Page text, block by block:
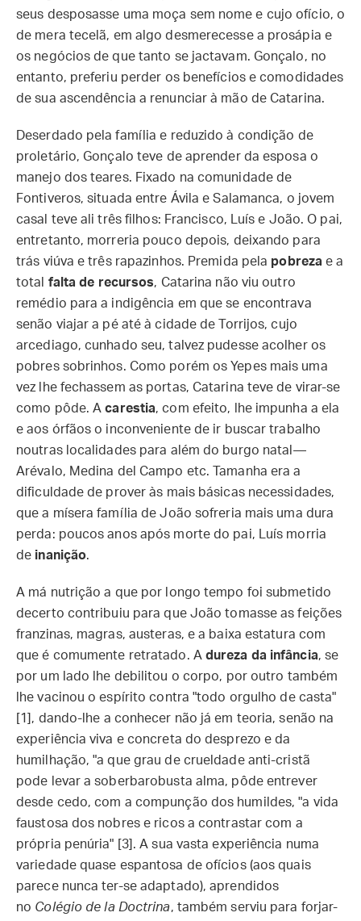
seus desposasse uma moça sem nome e cujo ofício, o
de mera tecelã, em algo desmerecesse a prosápia e
os negócios de que tanto se jactavam. Gonçalo, no
entanto, preferiu perder os benefícios e comodidades
de sua ascendência a renunciar à mão de Catarina.
Deserdado pela família e reduzido à condição de
proletário, Gonçalo teve de aprender da esposa o
manejo dos teares. Fixado na comunidade de
Fontiveros, situada entre Ávila e Salamanca, o jovem
casal teve ali três filhos: Francisco, Luís e João. O pai,
entretanto, morreria pouco depois, deixando para
trás viúva e três rapazinhos. Premida pela pobreza e a
total falta de recursos, Catarina não viu outro
remédio para a indigência em que se encontrava
senão viajar a pé até à cidade de Torrijos, cujo
arcediago, cunhado seu, talvez pudesse acolher os
pobres sobrinhos. Como porém os Yepes mais uma
vez lhe fechassem as portas, Catarina teve de virar-se
como pôde. Acarestia, com efeito, lhe impunha a ela
e aos órfãos o inconveniente de ir buscar trabalho
noutras localidades para além do burgo natal—
Arévalo, Medina del Campo etc. Tamanha era a
dificuldade de prover às mais básicas necessidades,
que a mísera família de João sofreria mais uma dura
perda: poucos anos após morte do pai, Luís morria
de inanição.
A má nutrição a que por longo tempo foi submetido
decerto contribuiu para que João tomasse as feições
franzinas, magras, austeras, e a baixa estatura com
que é comumente retratado. A dureza da infância, se
por um lado lhe debilitou o corpo, por outro também
lhe vacinou o espírito contra "todo orgulho de casta"
[1], dando-lhe a conhecer não já em teoria, senão na
experiência viva e concreta do desprezo e da
humilhação, "a que grau de crueldade anti-cristã
pode levar a soberbarobusta alma, pôde entrever
desde cedo, com a compunção dos humildes, "a vida
faustosa dos nobres e ricos a contrastar com a
própria penúria" [3]. A sua vasta experiência numa
variedade quase espantosa de ofícios (aos quais
parece nunca ter-se adaptado), aprendidos
no Colégio de la Doctrina, também serviu para forjar-